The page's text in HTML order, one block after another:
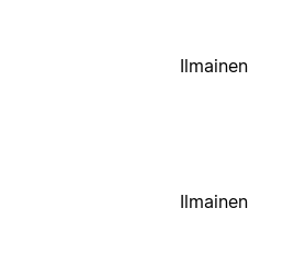
Ilmainen
Ilmainen